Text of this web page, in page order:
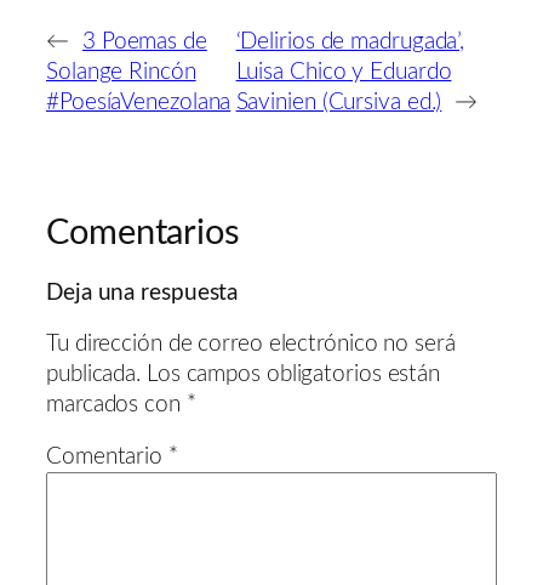
←
3 Poemas de
Solange Rincón
#PoesíaVenezolana
‘Delirios de madrugada’,
Luisa Chico y Eduardo
Savinien (Cursiva ed.)
→
Comentarios
Deja una respuesta
Tu dirección de correo electrónico no será
publicada.
Los campos obligatorios están
marcados con *
Comentario *